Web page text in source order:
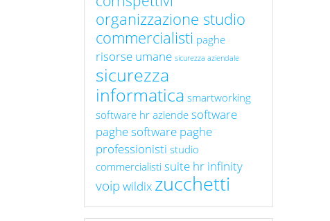
organizzazione studio
commercialisti paghe
risorse umane sicurezza aziendale
sicurezza
informatica smartworking
software hr aziende software
paghesoftware paghe
professionisti studio
commercialisti suite hr infinity
voipwildix zucchetti